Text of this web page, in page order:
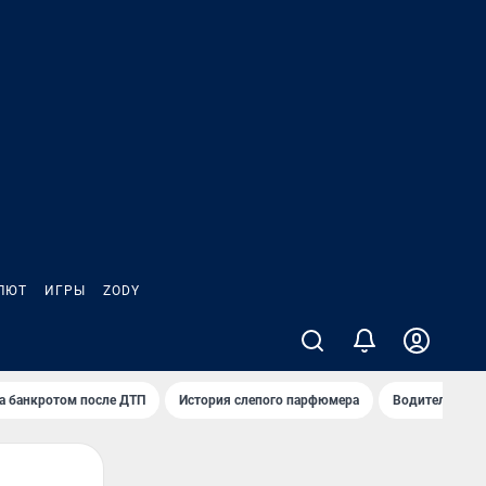
ИГРЫ ZODY
банкротом после ДТП История слепого парфюмера Водители